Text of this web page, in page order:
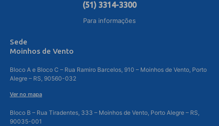
(51) 3314-3300
Para informações
Sede
Moinhos de Vento
Bloco A e Bloco C – Rua Ramiro Barcelos, 910 – Moinhos de Vento, Porto
Alegre – RS, 90560-032
Ver no mapa
Bloco B – Rua Tiradentes, 333 – Moinhos de Vento, Porto Alegre – RS,
90035-001